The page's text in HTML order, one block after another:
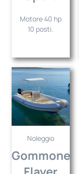
Motore 40 hp
10 posti.
Noleggio
Gommone